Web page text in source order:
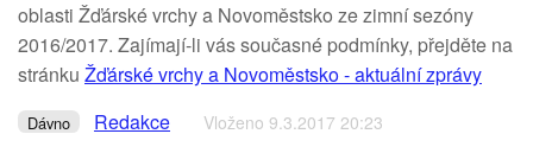
oblasti Žďárské vrchy a Novoměstsko ze zimní sezóny
2016/2017. Zajímají-li vás současné podmínky, přejděte na
stránku Žďárské vrchy a Novoměstsko - aktuální zprávy
Dávno Redakce Vloženo 9.3.2017 20:23